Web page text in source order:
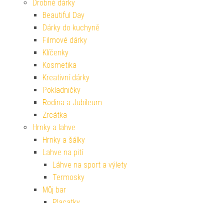
Drobné dárky
Beautiful Day
Dárky do kuchyně
Filmové dárky
Klíčenky
Kosmetika
Kreativní dárky
Pokladničky
Rodina a Jubileum
Zrcátka
Hrnky a lahve
Hrnky a šálky
Lahve na pití
Láhve na sport a výlety
Termosky
Můj bar